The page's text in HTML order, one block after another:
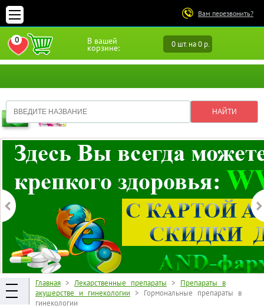
Вам перезвонить?
В вашей
корзине: 0 шт. на 0 р.
0
ПЕРЕЙТИ В ИЗБРАННОЕ
Главная > Лекарственные препараты > Препараты в
акушерстве и гинекологии > Гормональные препараты в
гинекологии